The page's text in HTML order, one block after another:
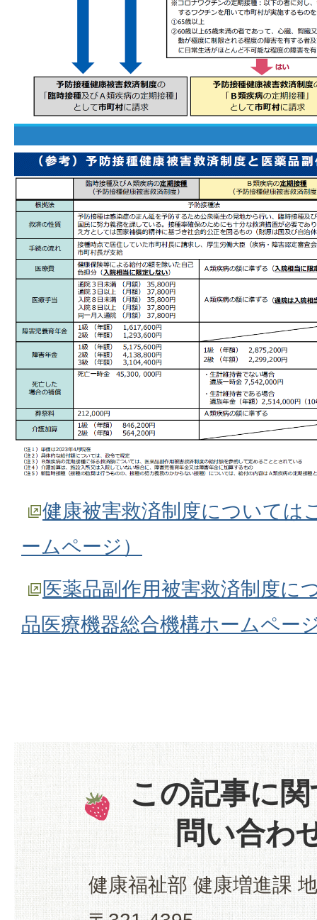
健康被害救済制度については
ームページ）
医薬品副作用被害救済制度に
品医療機器総合機構ホームペー
この記事に
問い合わ
健康福祉部 健康増進課